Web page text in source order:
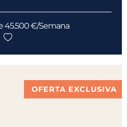
45.500 €/Semana
OFERTA EXCLUSIVA